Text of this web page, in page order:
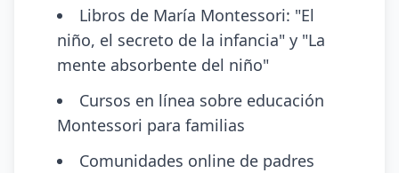
Libros de María Montessori: "El
niño, el secreto de la infancia" y "La
mente absorbente del niño"
Cursos en línea sobre educación
Montessori para familias
Comunidades online de padres